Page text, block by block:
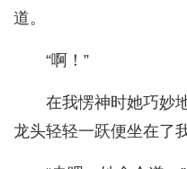
道。
“啊！”
在我愣神时她巧妙
龙头轻轻一跃便坐在了